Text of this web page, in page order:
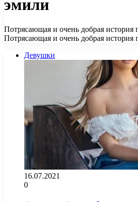
эмили
Потрясающая и очень добрая
Потрясающая и очень добрая
Девушки
16.07.2021
0